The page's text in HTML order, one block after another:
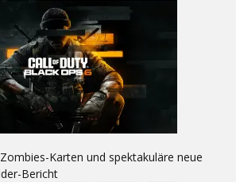
Karten und spektakuläre neue
Bericht